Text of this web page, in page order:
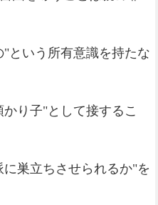
という所有意識を持たな
り子"として接するこ
巣立ちさせられるか"を